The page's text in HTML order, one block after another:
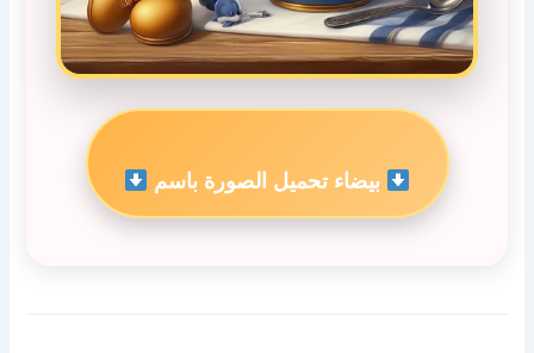
بيضاء تحميل الصورة باسم